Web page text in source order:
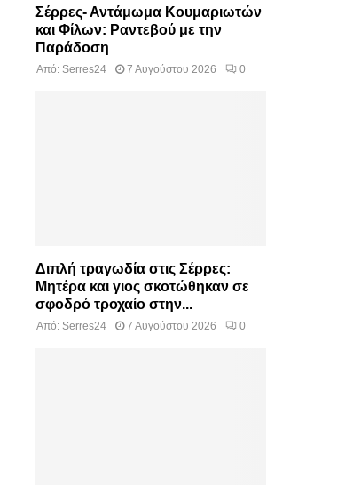
Σέρρες- Αντάμωμα Κουμαριωτών
και Φίλων: Ραντεβού με την
Παράδοση
Από: Serres24 7 Αυγούστου 2026 0
Διπλή τραγωδία στις Σέρρες:
Μητέρα και γιος σκοτώθηκαν σε
σφοδρό τροχαίο στην...
Από: Serres24 7 Αυγούστου 2026 0